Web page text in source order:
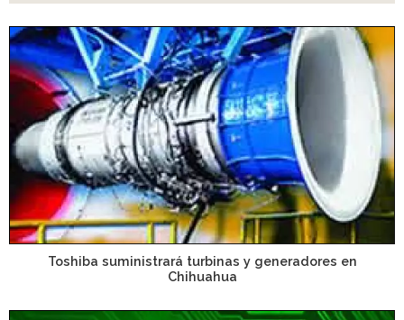
Toshiba suministrará turbinas y generadores en
Chihuahua